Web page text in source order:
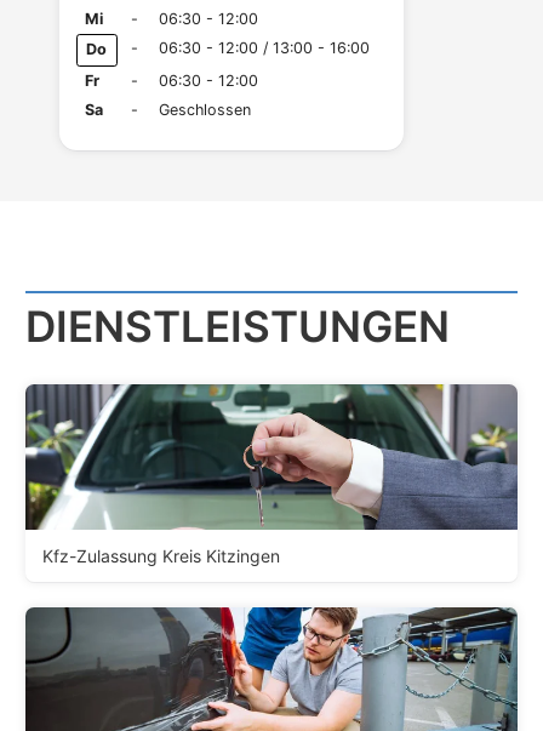
Mi
-
06:30 - 12:00
Do
-
06:30 - 12:00 / 13:00 - 16:00
Fr
-
06:30 - 12:00
Sa
- Geschlossen
DIENST­LEISTUNGEN
Kfz-Zulassung Kreis Kitzingen